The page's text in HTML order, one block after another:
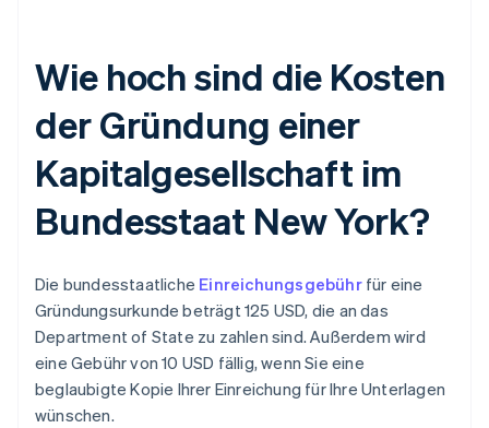
Wie hoch sind die Kosten
der Gründung einer
Kapitalgesellschaft im
Bundesstaat New York?
Die bundesstaatliche Einreichungsgebührfür eine
Gründungsurkunde beträgt 125 USD, die an das
Department of State zu zahlen sind. Außerdem wird
eine Gebühr von 10 USD fällig, wenn Sie eine
beglaubigte Kopie Ihrer Einreichung für Ihre Unterlagen
wünschen.